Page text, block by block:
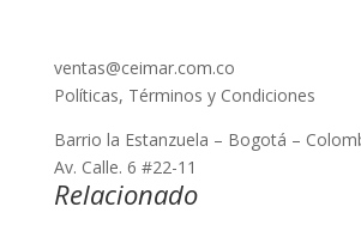
ventas@ceimar.com.co
Políticas, Términos y Condiciones
Barrio la Estanzuela – Bogotá –
Av. Calle. 6 #22-11
Relacionado